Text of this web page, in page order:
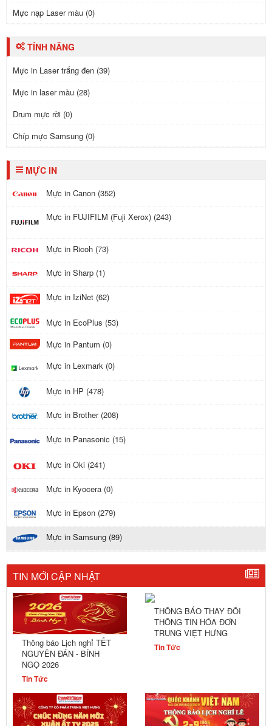
Mực nạp Laser màu (0)
TÍNH NĂNG
Mực in Laser trắng đen (39)
Mực in laser màu (28)
Drum mực rời (0)
Chíp mực Samsung (0)
MỰC IN
Mực in Canon (352)
Mực in FUJIFILM (Fuji Xerox) (243)
Mực in Ricoh (73)
Mực in Sharp (1)
Mực in IziNet (62)
Mực in EcoPlus (53)
Mực in Pantum (0)
Mực in Lexmark (0)
Mực in HP (478)
Mực in Brother (208)
Mực in Panasonic (15)
Mực in Oki (241)
Mực in Kyocera (0)
Mực in Epson (279)
Mực in Samsung (89)
TIN MỚI CẬP NHẬT
Thông báo Lịch nghỉ TẾT
NGUYÊN ĐÁN - BÍNH
NGỌ 2026
Tin Tức
THÔNG BÁO THAY ĐỔI
THÔNG TIN HÓA ĐƠN
TRUNG VIỆT HƯNG
Tin Tức